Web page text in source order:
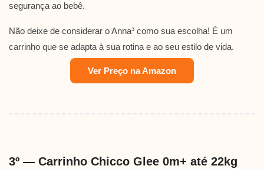
segurança ao bebê.
Não deixe de considerar o Anna³ como sua escolha! É um
carrinho que se adapta à sua rotina e ao seu estilo de vida.
Ver Preço na Amazon
3º — Carrinho Chicco Glee 0m+ até 22kg